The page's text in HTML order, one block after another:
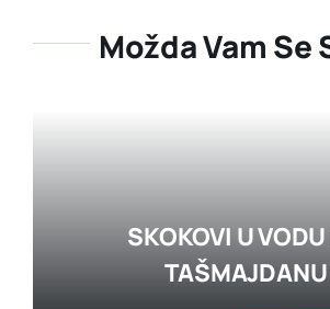
Možda Vam Se
SKOKOVI U
TAŠMAJDANU